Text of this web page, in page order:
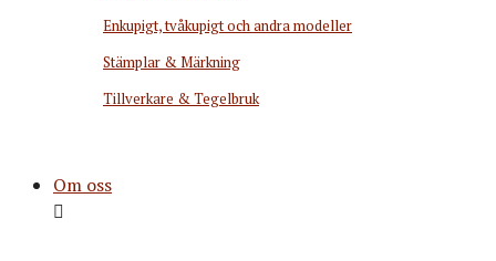
Enkupigt, tvåkupigt och andra modeller
Stämplar & Märkning
Tillverkare & Tegelbruk
Om oss